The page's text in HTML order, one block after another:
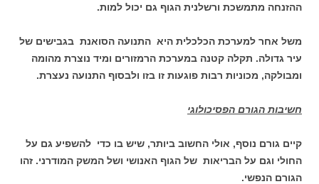
ההזנחה מתמשכת ורשלנית הגוף גם יכול למות.
משל אחר למערכת הכלכלית היא התנועה הסואנת בגבישים של
עיר גדולה. תקלה קטנה במערכת הרמזורים ומיד נוצרת מהומה
ומבולקה, מכוניות רבות פוגעות זו בזו ולבסוף התנועה נעצרת.
חשיבות הגורם הפסיכולוגי
קיים גורם נוסף, אולי החשוב ביותר, שיש בו כדי להשפיע גם על
החולי וגם על הבריאות של הגוף האנושי ושל המשק המודרני. זהו
הגורם הנפשי.